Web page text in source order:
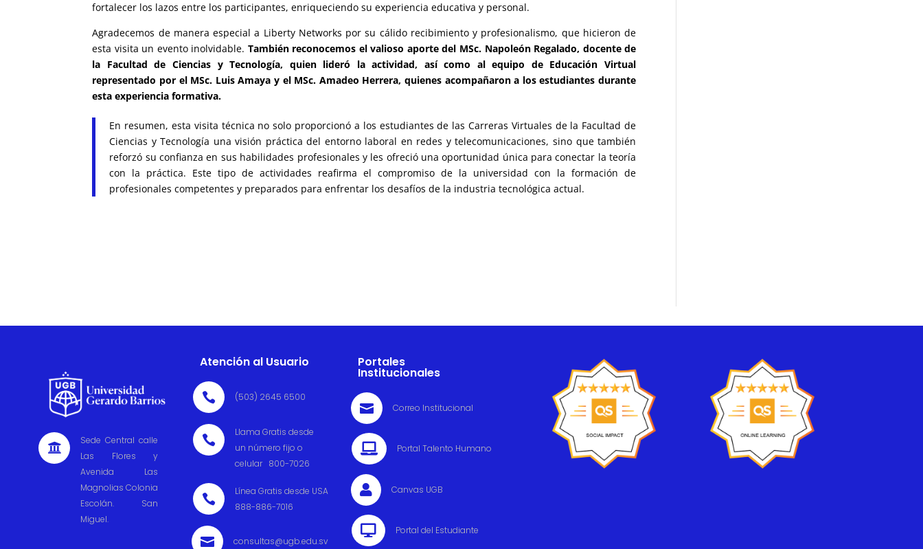
fortalecer los lazos entre los participantes, enriqueciendo su experiencia educativa y personal.
Agradecemos de manera especial a Liberty Networks por su cálido recibimiento y profesionalismo, que hicieron de
esta visita un evento inolvidable. También reconocemos el valioso aporte del MSc. Napoleón Regalado, docente de
la Facultad de Ciencias y Tecnología, quien lideró la actividad, así como al equipo de Educación Virtual
representado por el MSc. Luis Amaya y el MSc. Amadeo Herrera, quienes acompañaron a los estudiantes durante
esta experiencia formativa.
En resumen, esta visita técnica no solo proporcionó a los estudiantes de las Carreras Virtuales de la Facultad de
Ciencias y Tecnología una visión práctica del entorno laboral en redes y telecomunicaciones, sino que también
reforzó su confianza en sus habilidades profesionales y les ofreció una oportunidad única para conectar la teoría
con la práctica. Este tipo de actividades reafirma el compromiso de la universidad con la formación de
profesionales competentes y preparados para enfrentar los desafíos de la industria tecnológica actual.

Sede Central calle
Las Flores y
Avenida Las
Magnolias Colonia
Escolán. San
Miguel.
Atención al Usuario
 (503) 2645 6500

Llama Gratis desde
un número fijo o
celular 800-7026

Línea Gratis desde USA
888-886-7016
 consultas@ugb.edu.sv
Portales
Institucionales
 Correo Institucional
 Portal Talento Humano
 Canvas UGB
 Portal del Estudiante